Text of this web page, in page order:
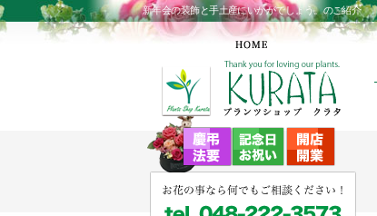
新年会の装飾と手土産にいかがでしょう。のご紹介